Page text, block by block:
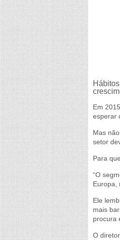
Em
esperar
Mas
setor
Para
“O
Europa,
Ele
mais
procura
O